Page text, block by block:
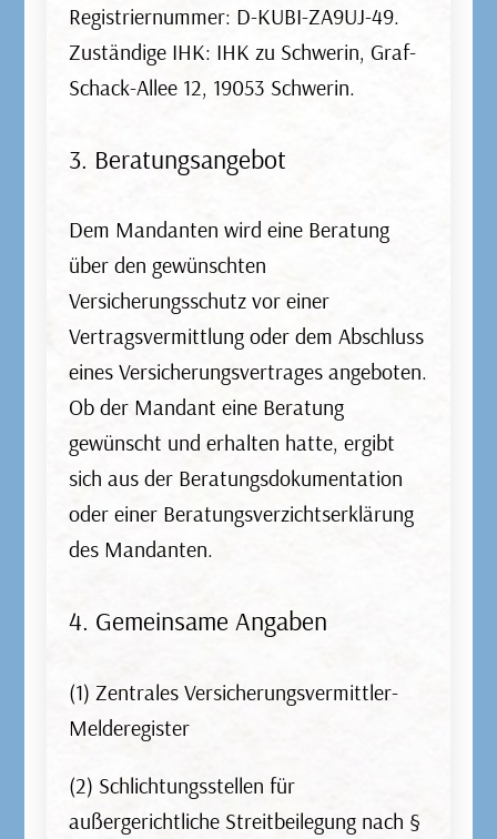
In einer Wohnung oder einem Haus sammeln
sich, beispielsweise mit Möbeln, Kleidung oder
Hausratversicherung sichert Ihren Besitz gegen
Schäden durch Leitungswasser, Brand oder
Einbruchdiebstahl ab. Zusatzbausteine, wie
Extremwetterschutz und Fahrradschutz, sind
wählbar.
Altersvorsorge
Es gibt drei Formen der Altersvorsorge:
gesetzliche Rentenversicherung, betriebliche
Diese drei Vorsorgen bilden die drei Säulen der
zum Beispiel: Riester-Rente, Rürup-Rente,
Direkt-Rente, Privat-Rente…
Registriernummer: D-KUBI-ZA9UJ-49.
Zuständige IHK: IHK zu Schwerin, Graf-
Schack-Allee 12, 19053 Schwerin.
3. Beratungsangebot
Dem Mandanten wird eine Beratung
über den gewünschten
Versicherungsschutz vor einer
Vertragsvermittlung oder dem Abschluss
eines Versicherungsvertrages angeboten.
Ob der Mandant eine Beratung
gewünscht und erhalten hatte, ergibt
sich aus der Beratungsdokumentation
oder einer Beratungsverzichtserklärung
des Mandanten.
4. Gemeinsame Angaben
(1) Zentrales Versicherungsvermittler-
Melderegister
(2) Schlichtungsstellen für
außergerichtliche Streitbeilegung nach §